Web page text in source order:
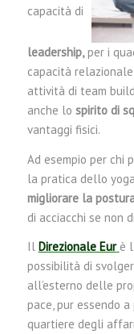
capacità di
leadership,per i
capacità relazionale
attività di team
anche lo spirito di
vantaggi fisici.
Ad esempio per chi
la pratica dello
migliorare la
di acciacchi se non
Il Direzionale Eur è
possibilità di
all’esterno delle
pace, pur essendo
quartiere degli